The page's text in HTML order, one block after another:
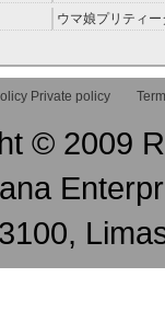
ラグ(ロスフラ)
ウマ娘プリティー
Private policy
© 2009